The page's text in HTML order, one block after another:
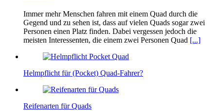
Immer mehr Menschen fahren mit einem Quad durch die
Gegend und zu sehen ist, dass auf vielen Quads sogar zwei
Personen einen Platz finden. Dabei vergessen jedoch die
meisten Interessenten, die einem zwei Personen Quad [...]
Helmpflicht für (Pocket) Quad-Fahrer?
Reifenarten für Quads